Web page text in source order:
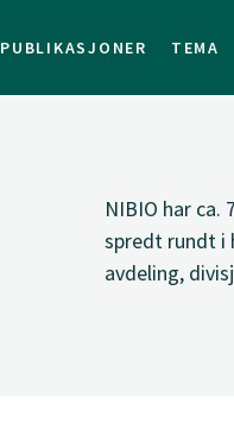
PUBLIKASJONER TEMA
NIBIO har
spredt rundt i
avdeling,